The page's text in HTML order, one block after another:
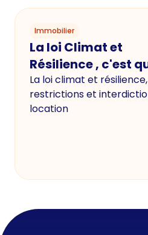
Immobilier
La loi Climat et
Résilience , c'est
La loi climat et résilience,
restrictions et
location